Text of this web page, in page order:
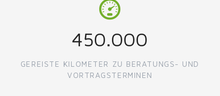
450.000
GEREISTE KILOMETER ZU BERATUNGS- UND
VORTRAGSTERMINEN